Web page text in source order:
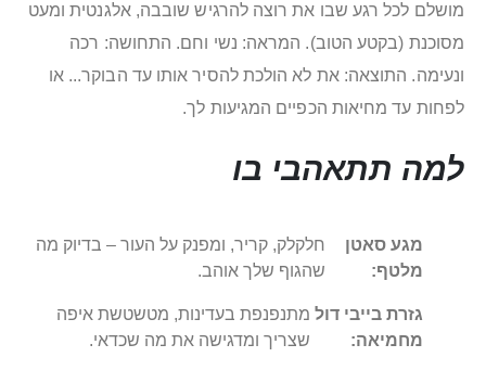
מושלם לכל רגע שבו את רוצה להרגיש שובבה, אלגנטית ומעט
מסוכנת (בקטע הטוב). המראה: נשי וחם. התחושה: רכה
ונעימה. התוצאה: את לא הולכת להסיר אותו עד הבוקר... או
לפחות עד מחיאות הכפיים המגיעות לך.
למה תתאהבי בו
מגע סאטן
מלטף:
חלקלק, קריר, ומפנק על העור – בדיוק מה
שהגוף שלך אוהב.
גזרת בייבי דול
מחמיאה:
מתנפנפת בעדינות, מטשטשת איפה
שצריך ומדגישה את מה שכדאי.